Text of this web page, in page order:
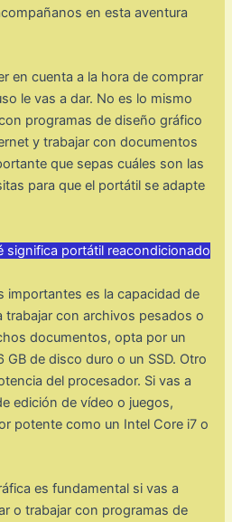
en esta aventura
en cuenta a la hora de comprar
le vas a dar. No es lo mismo
programas de diseño gráfico
y trabajar con documentos
que sepas cuáles son las
para que el portátil se adapte
significa portátil reacondicionado
importantes es la capacidad de
trabajar con archivos pesados o
documentos, opta por un
de disco duro o un SSD. Otro
del procesador. Si vas a
edición de vídeo o juegos,
potente como un Intel Core i7 o
es fundamental si vas a
o trabajar con programas de